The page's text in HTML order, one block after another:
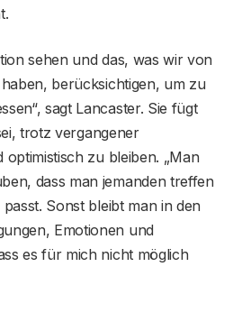
sehen und das, was wir von
berücksichtigen, um zu
sagt Lancaster. Sie fügt
trotz vergangener
zu bleiben. „Man
dass man jemanden treffen
Sonst bleibt man in den
Emotionen und
es für mich nicht möglich